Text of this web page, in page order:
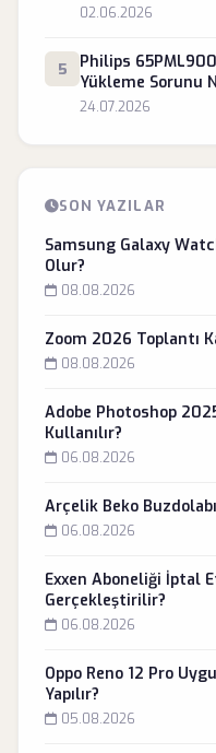
02.06.2026
5
Philips
Yükleme Sorunu
24.07.2026
SON YAZILAR
Samsung Galaxy
Olur?
08.08.2026
Zoom 2026 Toplantı
08.08.2026
Adobe Photoshop
Kullanılır?
06.08.2026
Arçelik Beko
06.08.2026
Exxen Aboneliği İptal
Gerçekleştirilir?
06.08.2026
Oppo Reno 12 Pro
Yapılır?
05.08.2026